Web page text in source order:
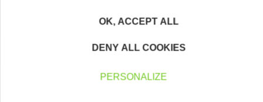
L'Hexagone Pouzauges
OK, ACCEPT ALL
DENY ALL COOKIES
PERSONALIZE